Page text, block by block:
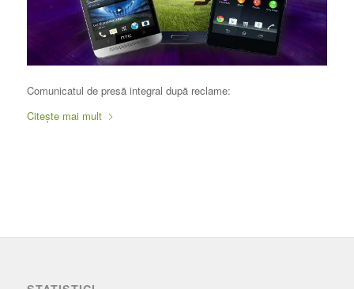
Comunicatul de presă integral după reclame:
Citește mai mult